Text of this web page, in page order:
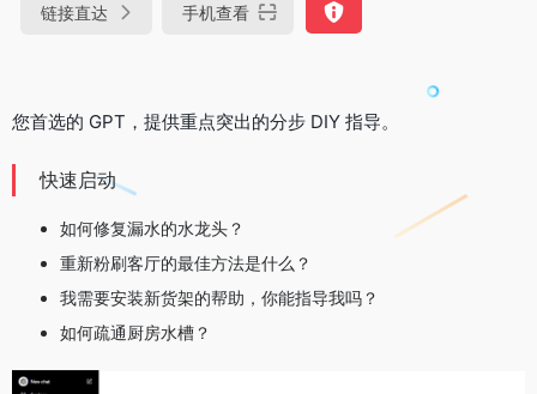
链接直达 手机查看
您首选的 GPT，提供重点突出的分步 DIY 指导。
快速启动
如何修复漏水的水龙头？
重新粉刷客厅的最佳方法是什么？
我需要安装新货架的帮助，你能指导我吗？
如何疏通厨房水槽？